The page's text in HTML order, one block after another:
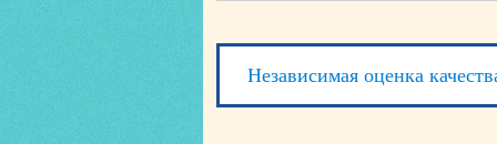
Независимая оценка